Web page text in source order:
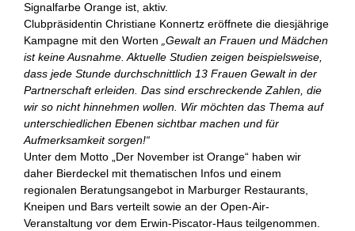
Signalfarbe Orange ist, aktiv.
Clubpräsidentin Christiane Konnertz eröffnete die diesjährige
Kampagne mit den Worten „Gewalt an Frauen und Mädchen
ist keine Ausnahme. Aktuelle Studien zeigen beispielsweise,
dass jede Stunde durchschnittlich 13 Frauen Gewalt in der
Partnerschaft erleiden. Das sind erschreckende Zahlen, die
wir so nicht hinnehmen wollen. Wir möchten das Thema auf
unterschiedlichen Ebenen sichtbar machen und für
Aufmerksamkeit sorgen!“
Unter dem Motto „Der November ist Orange“ haben wir
daher Bierdeckel mit thematischen Infos und einem
regionalen Beratungsangebot in Marburger Restaurants,
Kneipen und Bars verteilt sowie an der Open-Air-
Veranstaltung vor dem Erwin-Piscator-Haus teilgenommen.